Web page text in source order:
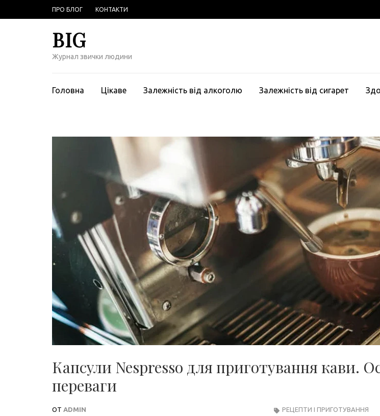
к
содержимому
ПРО БЛОГ КОНТАКТИ
BIG
Журнал звички людини
Головна Цікаве Залежність від алкоголю Залежність від сигарет
Капсули Nespresso для приготування кави.
переваги
ОТ ADMIN РЕЦЕПТИ І ПРИГОТУВАННЯ